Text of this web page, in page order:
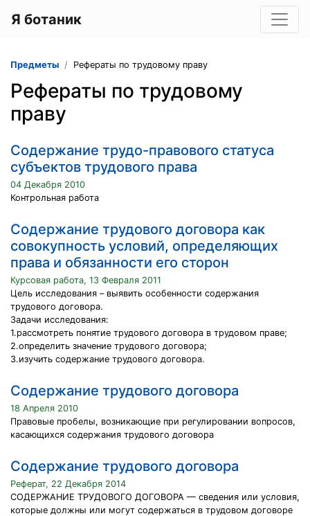
Я ботаник
Предметы Рефераты по трудовому праву
Рефераты по трудовому
праву
Содержание трудо-правового статуса
субъектов трудового права
04 Декабря 2010
Контрольная работа
Содержание трудового договора как
совокупность условий, определяющих
права и обязанности его сторон
Курсовая работа, 13 Февраля 2011
Цель исследования – выявить особенности содержания
трудового договора.
Задачи исследования:
1.рассмотреть понятие трудового договора в трудовом праве;
2.определить значение трудового договора;
3.изучить содержание трудового договора.
Содержание трудового договора
18 Апреля 2010
Правовые пробелы, возникающие при регулировании вопросов,
касающихся содержания трудового договора
Содержание трудового договора
Реферат, 22 Декабря 2014
СОДЕРЖАНИЕ ТРУДОВОГО ДОГОВОРА — сведения или условия,
которые должны или могут содержаться в трудовом договоре